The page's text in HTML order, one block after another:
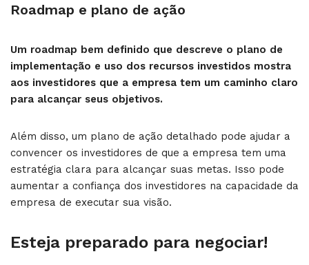
Roadmap e plano de ação
Um roadmap bem definido que descreve o plano de
implementação e uso dos recursos investidos mostra
aos investidores que a empresa tem um caminho claro
para alcançar seus objetivos.
Além disso, um plano de ação detalhado pode ajudar a
convencer os investidores de que a empresa tem uma
estratégia clara para alcançar suas metas. Isso pode
aumentar a confiança dos investidores na capacidade da
empresa de executar sua visão.
Esteja preparado para negociar!